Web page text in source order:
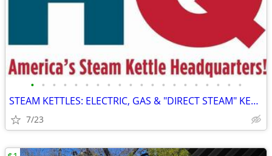
• • • • • • • • • • • • • • • • • • • •
STEAM KETTLES: ELECTRIC, GAS & "DIRECT STEAM" KETTLE AVAILABLE N-O-W !
7/23